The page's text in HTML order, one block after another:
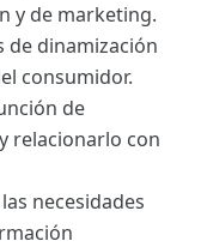
y de marketing.
de dinamización
consumidor.
de
relacionarlo con
necesidades